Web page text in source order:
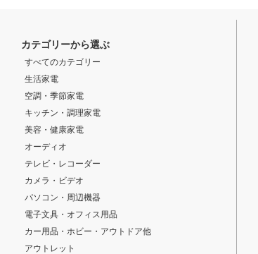
カテゴリーから選ぶ
すべてのカテゴリー
生活家電
空調・季節家電
キッチン・調理家電
美容・健康家電
オーディオ
テレビ・レコーダー
カメラ・ビデオ
パソコン・周辺機器
電子文具・オフィス用品
カー用品・ホビー・アウトドア他
アウトレット